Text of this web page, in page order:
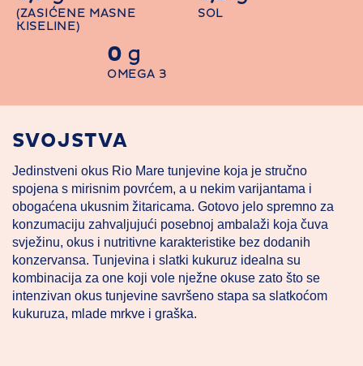
(ZASIĆENE MASNE
KISELINE)
SOL
0 g
OMEGA 3
SVOJSTVA
Jedinstveni okus Rio Mare tunjevine koja je stručno
spojena s mirisnim povrćem, a u nekim varijantama i
obogaćena ukusnim žitaricama. Gotovo jelo spremno za
konzumaciju zahvaljujući posebnoj ambalaži koja čuva
svježinu, okus i nutritivne karakteristike bez dodanih
konzervansa. Tunjevina i slatki kukuruz idealna su
kombinacija za one koji vole nježne okuse zato što se
intenzivan okus tunjevine savršeno stapa sa slatkoćom
kukuruza, mlade mrkve i graška.